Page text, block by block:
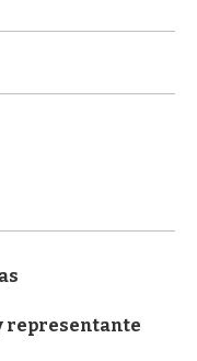
representante